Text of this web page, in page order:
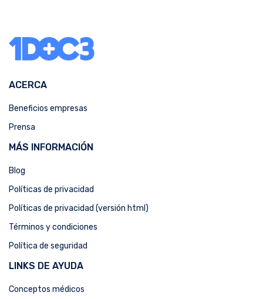
ACERCA
Beneficios empresas
Prensa
MÁS INFORMACIÓN
Blog
Políticas de privacidad
Políticas de privacidad (versión html)
Términos y condiciones
Política de seguridad
LINKS DE AYUDA
Conceptos médicos